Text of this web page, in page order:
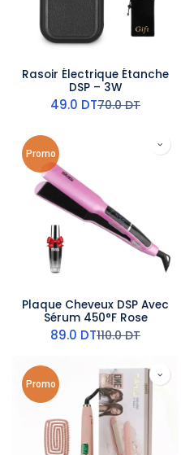
Rasoir Électrique Étanche
DSP – 3W
49.0 DT70.0DT
Promo
Plaque Cheveux DSP Avec
Sérum 450°F Rose
89.0 DT110.0DT
Promo